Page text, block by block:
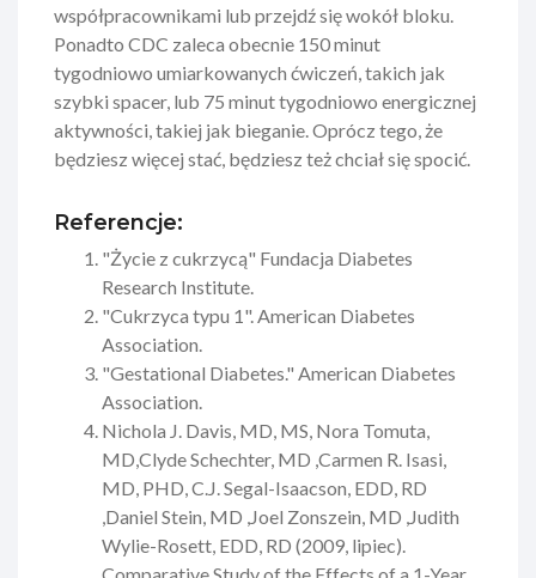
współpracownikami lub przejdź się wokół bloku.
Ponadto CDC zaleca obecnie 150 minut
tygodniowo umiarkowanych ćwiczeń, takich jak
szybki spacer, lub 75 minut tygodniowo energicznej
aktywności, takiej jak bieganie. Oprócz tego, że
będziesz więcej stać, będziesz też chciał się spocić.
Referencje:
"Życie z cukrzycą" Fundacja Diabetes
Research Institute.
"Cukrzyca typu 1". American Diabetes
Association.
"Gestational Diabetes." American Diabetes
Association.
Nichola J. Davis , MD, MS, Nora Tomuta
MD, Clyde Schechter, MD Carmen R. Isasi
MD, PHD, C.J. Segal-Isaacson EDD, RD
Daniel Stein MD Joel Zonszein MD Judith
Wylie-Rosett , EDD, RD (2009, lipiec).
Comparative Study of the Effects of a 1-Year